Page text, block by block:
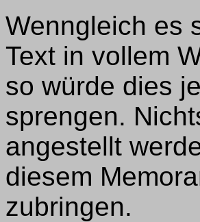
Wenngleich es
Text in vollem
so würde dies
sprengen.
angestellt
diesem
zubringen.